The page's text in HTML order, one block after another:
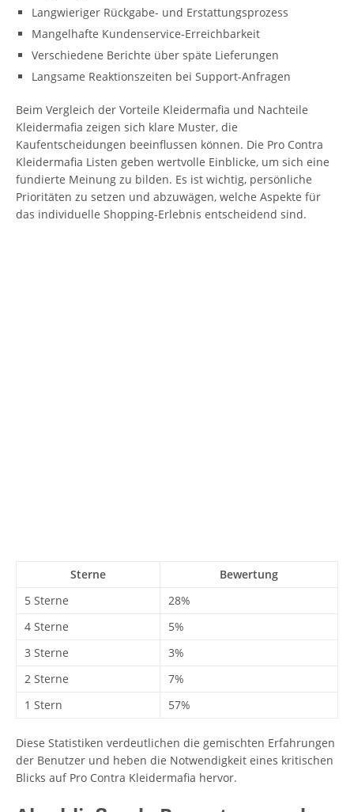
Langwieriger Rückgabe- und Erstattungsprozess
Mangelhafte Kundenservice-Erreichbarkeit
Verschiedene Berichte über späte Lieferungen
Langsame Reaktionszeiten bei Support-Anfragen
Beim Vergleich der Vorteile Kleidermafia und Nachteile
Kleidermafia zeigen sich klare Muster, die
Kaufentscheidungen beeinflussen können. Die Pro Contra
Kleidermafia Listen geben wertvolle Einblicke, um sich eine
fundierte Meinung zu bilden. Es ist wichtig, persönliche
Prioritäten zu setzen und abzuwägen, welche Aspekte für
das individuelle Shopping-Erlebnis entscheidend sind.
Sterne
Bewertung
5 Sterne
28%
4 Sterne
5%
3 Sterne
3%
2 Sterne
7%
1 Stern
57%
Diese Statistiken verdeutlichen die gemischten Erfahrungen
der Benutzer und heben die Notwendigkeit eines kritischen
Blicks auf Pro Contra Kleidermafia hervor.